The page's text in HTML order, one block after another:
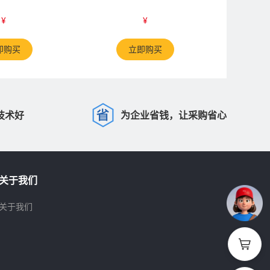
¥
购买
¥
立即购买
术好 为企业省钱，让采购省心
关于我们
关于我们